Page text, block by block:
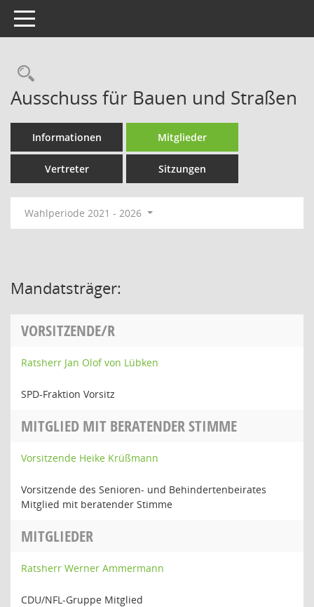
Toggle navigation
Rechercheauswahl
Ausschuss für Bauen und Straßen
Informationen Mitglieder
Vertreter Sitzungen
Wahlperiode 2021 - 2026
Mandatsträger:
VORSITZENDE/R
Ratsherr Jan Olof von Lübken
SPD-Fraktion Vorsitz
MITGLIED MIT BERATENDER STIMME
Vorsitzende Heike Krüßmann
Vorsitzende des Senioren- und Behindertenbeirates
Mitglied mit beratender Stimme
MITGLIEDER
Ratsherr Werner Ammermann
CDU/NFL-Gruppe Mitglied